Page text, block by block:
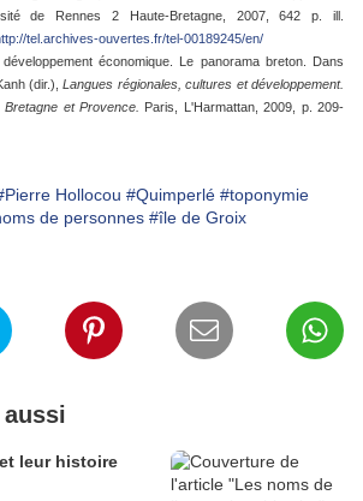
de Rennes 2 Haute-Bretagne, 2007, 642 p. ill.
tel.archives-ouvertes.fr/tel-00189245/en/
économique. Le panorama breton. Dans
(dir.),Langues régionales, cultures et développement.
et Provence. Paris, L'Harmattan, 2009, p. 209-
Hollocou #Quimperlé #toponymie
de personnes #île de Groix
aussi
leur histoire